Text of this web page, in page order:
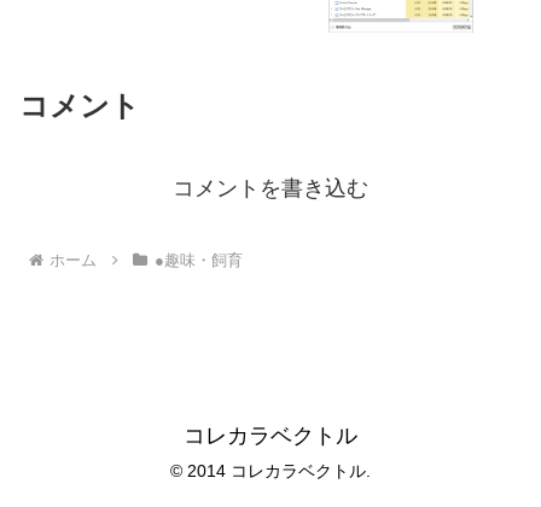
コメント
コメントを書き込む
ホーム ●趣味・飼育
コレカラベクトル
© 2014 コレカラベクトル.